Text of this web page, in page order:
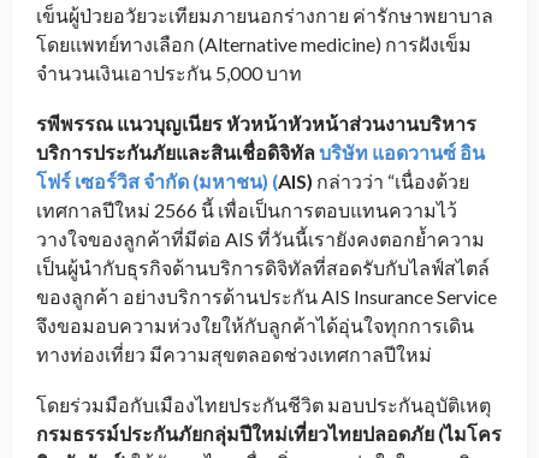
เข็นผู้ป่วยอวัยวะเทียมภายนอกร่างกาย ค่ารักษาพยาบาล
โดยแพทย์ทางเลือก (Alternative medicine) การฝังเข็ม
จำนวนเงินเอาประกัน 5,000 บาท
รพีพรรณ แนวบุญเนียร หัวหน้าหัวหน้าส่วนงานบริหาร
บริการประกันภัยและสินเชื่อดิจิทัลบริษัท แอดวานซ์ อิน
โฟร์ เซอร์วิส จำกัด (มหาชน) (AIS) กล่าวว่า “เนื่องด้วย
เทศกาลปีใหม่ 2566 นี้ เพื่อเป็นการตอบแทนความไว้
วางใจของลูกค้าที่มีต่อ AIS ที่วันนี้เรายังคงตอกย้ำความ
เป็นผู้นำกับธุรกิจด้านบริการดิจิทัลที่สอดรับกับไลฟ์สไตล์
ของลูกค้า อย่างบริการด้านประกัน AIS Insurance Service
จึงขอมอบความห่วงใยให้กับลูกค้าได้อุ่นใจทุกการเดิน
ทางท่องเที่ยว มีความสุขตลอดช่วงเทศกาลปีใหม่
โดยร่วมมือกับเมืองไทยประกันชีวิต มอบประกันอุบัติเหตุ
กรมธรรม์ประกันภัยกลุ่มปีใหม่เที่ยวไทยปลอดภัย (ไมโคร